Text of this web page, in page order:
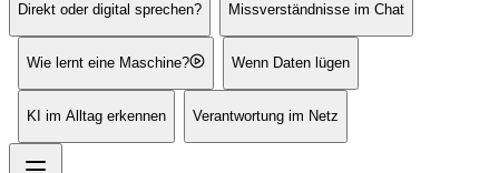
Direkt oder digital sprechen? Missverständnisse im Chat
Wie lernt eine Maschine? Wenn Daten lügen
KI im Alltag erkennen Verantwortung im Netz